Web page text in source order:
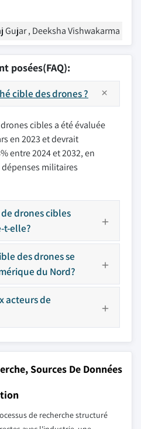
Gujar , Deeksha Vishwakarma
posées(FAQ):
cible des drones ?
cibles a été évaluée
en 2023 et devrait
entre 2024 et 2032, en
militaires
drones cibles
t-elle?
des drones se
du Nord?
acteurs de
Sources De Données
de recherche structuré